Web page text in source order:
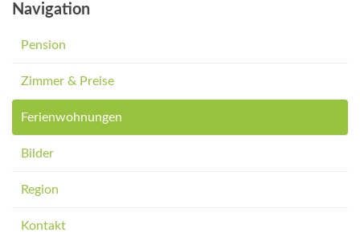
Navigation
Pension
Zimmer & Preise
Ferienwohnungen
Bilder
Region
Kontakt